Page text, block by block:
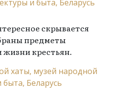
скрывается
предметы
крестьян.